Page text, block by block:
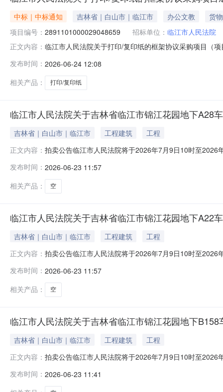
中标｜中标通知 吉林省｜白山市｜临江市 办公文教
货物
项目编号： 2891101000029048659 招标单位： 临江市人民法院
正文内容： 临江市人民法院关于打印/复印纸的框架协议采购项目（
码:229900项目所在行政区划名称:吉林省本级报价起止
发布时间： 2026-06-24 12:08
相关产品：
打印/复印纸
临江市人民法院关于吉林省临江市锦江花园地下A28
吉林省｜白山市｜临江市 工程建筑
工程
正文内容： 拍卖公告临江市人民法院将于2026年7月9日10时至
月6日时点的参考价为98960.00元。起拍价和成交价均
物的特别
发布时间： 2026-06-23 11:57
相关产品：
空
临江市人民法院关于吉林省临江市锦江花园地下A22
吉林省｜白山市｜临江市 工程建筑
工程
正文内容： 拍卖公告临江市人民法院将于2026年7月9日10时至
月6日时点的参考价为98960.00元。起拍价和成交价均
物的特别
发布时间： 2026-06-23 11:57
相关产品：
空
临江市人民法院关于吉林省临江市锦江花园地下
吉林省｜白山市｜临江市 工程建筑
工程
正文内容： 拍卖公告临江市人民法院将于2026年7月9日10时至
月6日时点的参考价为98960.00元。起拍价和成交价均
物的特
发布时间： 2026-06-23 11:41